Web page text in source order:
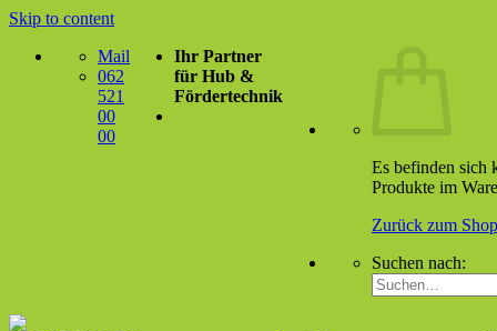
Skip to content
Mail
062
521
00
00
Ihr Partner
für Hub &
Fördertechnik
Es befinden sich
Produkte im
Zurück zum Shop
Suchen nach: